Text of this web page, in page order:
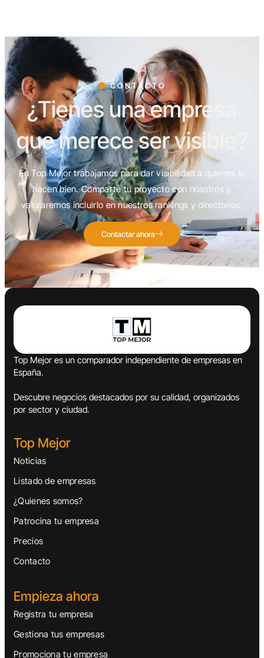
CONTACTO
¿Tienes una empresa
que merece ser visible?
En Top Mejor trabajamos para dar visibilidad a quienes lo
hacen bien. Comparte tu proyecto con nosotros y
valoraremos incluirlo en nuestros rankings y directorios.
Contactar ahora
Top Mejor es un comparador independiente de empresas en
España.
Descubre negocios destacados por su calidad, organizados
por sector y ciudad.
Top Mejor
Noticias
Listado de empresas
¿Quienes somos?
Patrocina tu empresa
Precios
Contacto
Empieza ahora
Registra tu empresa
Gestiona tus empresas
Promociona tu empresa